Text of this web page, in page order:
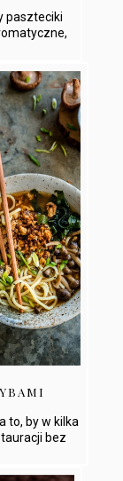
paszteciki
to, by w kilka
bez